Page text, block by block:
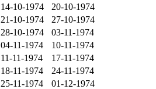
14-10-1974
20-10-1974
21-10-1974
27-10-1974
28-10-1974
03-11-1974
04-11-1974
10-11-1974
11-11-1974
17-11-1974
18-11-1974
24-11-1974
25-11-1974
01-12-1974